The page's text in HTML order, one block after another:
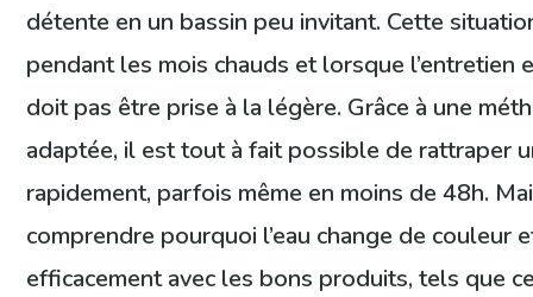
détente en un bassin peu invitant. Cette
pendant les mois chauds et lorsque l’entretien
doit pas être prise à la légère. Grâce à une
adaptée, il est tout à fait possible de rattraper
rapidement, parfois même en moins de 48h.
comprendre pourquoi l’eau change de couleur
efficacement avec les bons produits, tels que